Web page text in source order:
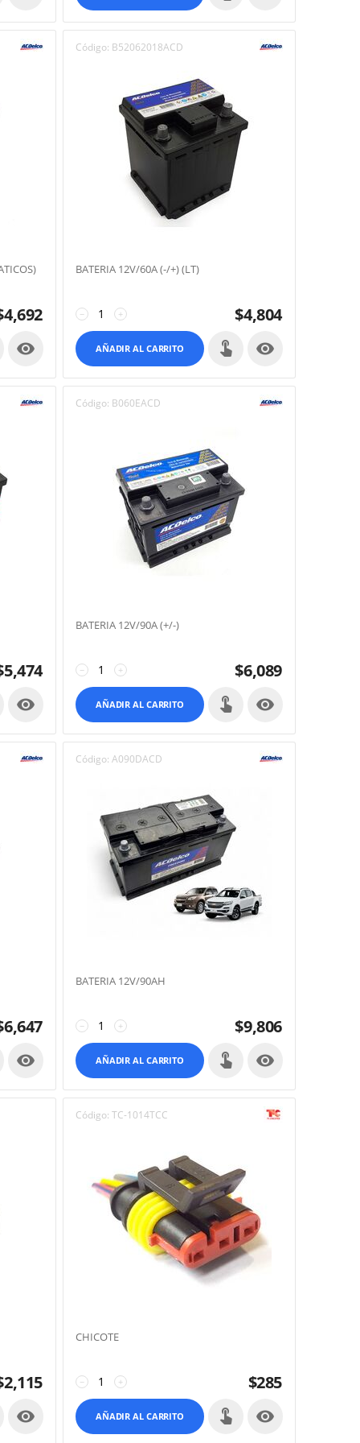
4,692

Código: B52062018ACD
BATERIA 12V/60A (-/+) (LT)
+
− $4,804
AÑADIR AL CARRITO 
5,474

Código: B060EACD
BATERIA 12V/90A (+/-)
+
− $6,089
AÑADIR AL CARRITO 
6,647

Código: A090DACD
BATERIA 12V/90AH
+
− $9,806
AÑADIR AL CARRITO 
2,115

Código: TC-1014TCC
CHICOTE
+
− $285
AÑADIR AL CARRITO 